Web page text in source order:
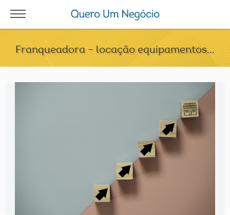
Franqueadora – locação equipamentos...